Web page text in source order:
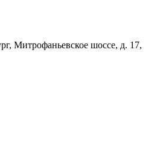
Митрофаньевское шоссе, д. 17,